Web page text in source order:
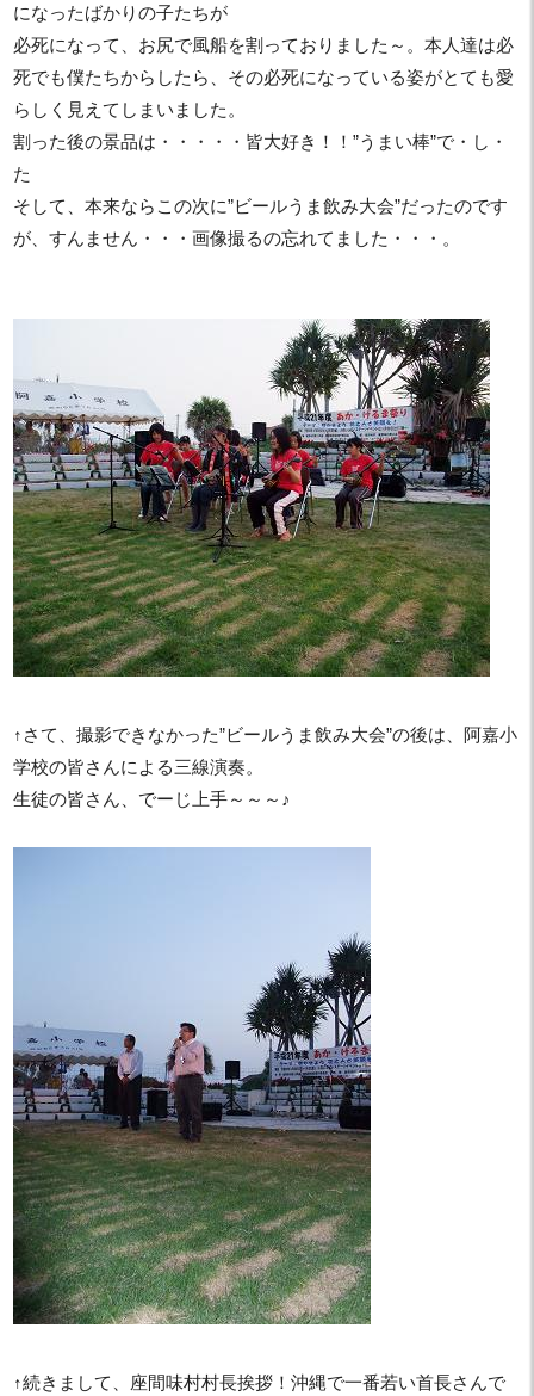
になったばかりの子たちが
必死になって、お尻で風船を割っておりました～。本人達は必
死でも僕たちからしたら、その必死になっている姿がとても愛
らしく見えてしまいました。
割った後の景品は・・・・・皆大好き！！”うまい棒”で・し・
た
そして、本来ならこの次に”ビールうま飲み大会”だったのです
が、すんません・・・画像撮るの忘れてました・・・。
↑さて、撮影できなかった”ビールうま飲み大会”の後は、阿嘉小
学校の皆さんによる三線演奏。
生徒の皆さん、でーじ上手～～～♪
↑続きまして、座間味村村長挨拶！沖縄で一番若い首長さんで